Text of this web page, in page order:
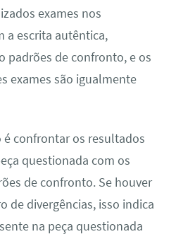
exames nos
a escrita autêntica,
padrões de confronto, e os
exames são igualmente
é confrontar os resultados
questionada com os
de confronto. Se houver
de divergências, isso indica
na peça questionada